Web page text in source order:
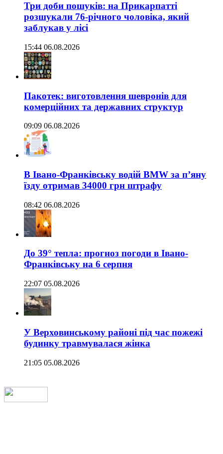
Три доби пошуків: на Прикарпатті
розшукали 76-річного чоловіка, який
заблукав у лісі
15:44 06.08.2026
Пакотек: виготовлення шевронів для
комерційних та державних структур
09:09 06.08.2026
В Івано-Франківську водій BMW за п’яну
їзду отримав 34000 грн штрафу
08:42 06.08.2026
До 39° тепла: прогноз погоди в Івано-
Франківську на 6 серпня
22:07 05.08.2026
У Верховинському районі під час пожежі
будинку травмувалася жінка
21:05 05.08.2026